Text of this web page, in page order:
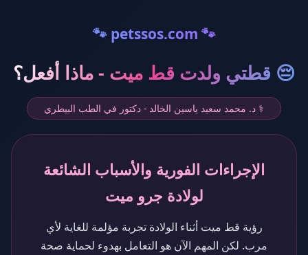
🐾 petssos.com 🐾
😔 قطتي ولدت قط ميت - ماذا أفعل؟
⚕️ د. محمد سعيد ياسين الخالد - دكتور في الطب البيطري
الإجراءات الفورية والأسباب الشائعة
لولادة جرو ميت
رؤية قط ميت أثناء الولادة تجربة مؤلمة للغاية لأي
مرب. لكن المهم الآن هو التعامل بهدوء لحماية صحة